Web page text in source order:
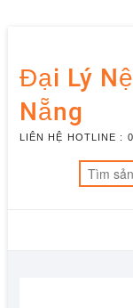
content
Đại Lý
Nẵng
LIÊN HỆ HOTLINE :